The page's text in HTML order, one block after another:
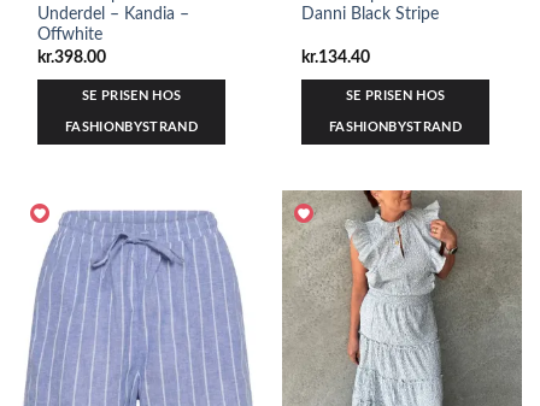
Underdel – Kandia –
Offwhite
kr.398.00
SE PRISEN HOS
FASHIONBYSTRAND
Danni Black Stripe
kr.134.40
SE PRISEN HOS
FASHIONBYSTRAND